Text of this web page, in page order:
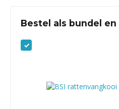
Bestel als bundel en